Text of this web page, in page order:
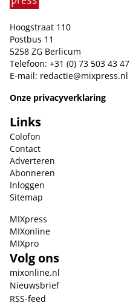
Hoogstraat 110
Postbus 11
5258 ZG Berlicum
Telefoon: +31 (0) 73 503 43 47
E-mail: redactie@mixpress.nl
Onze privacyverklaring
Links
Colofon
Contact
Adverteren
Abonneren
Inloggen
Sitemap
MIXpress
MIXonline
MIXpro
Volg ons
mixonline.nl
Nieuwsbrief
RSS-feed